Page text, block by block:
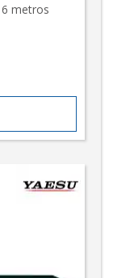
6 metros